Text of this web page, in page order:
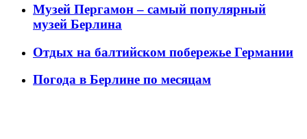
Музей Пергамон – самый популярный
музей Берлина
Отдых на балтийском побережье Германии
Погода в Берлине по месяцам